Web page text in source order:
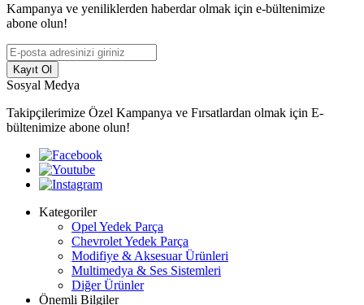
Kampanya ve yeniliklerden haberdar olmak için e-bültenimize
abone olun!
Kayıt Ol
Sosyal Medya
Takipçilerimize Özel Kampanya ve Fırsatlardan olmak için E-
bültenimize abone olun!
Kategoriler
Opel Yedek Parça
Chevrolet Yedek Parça
Modifiye & Aksesuar Ürünleri
Multimedya & Ses Sistemleri
Diğer Ürünler
Önemli Bilgiler